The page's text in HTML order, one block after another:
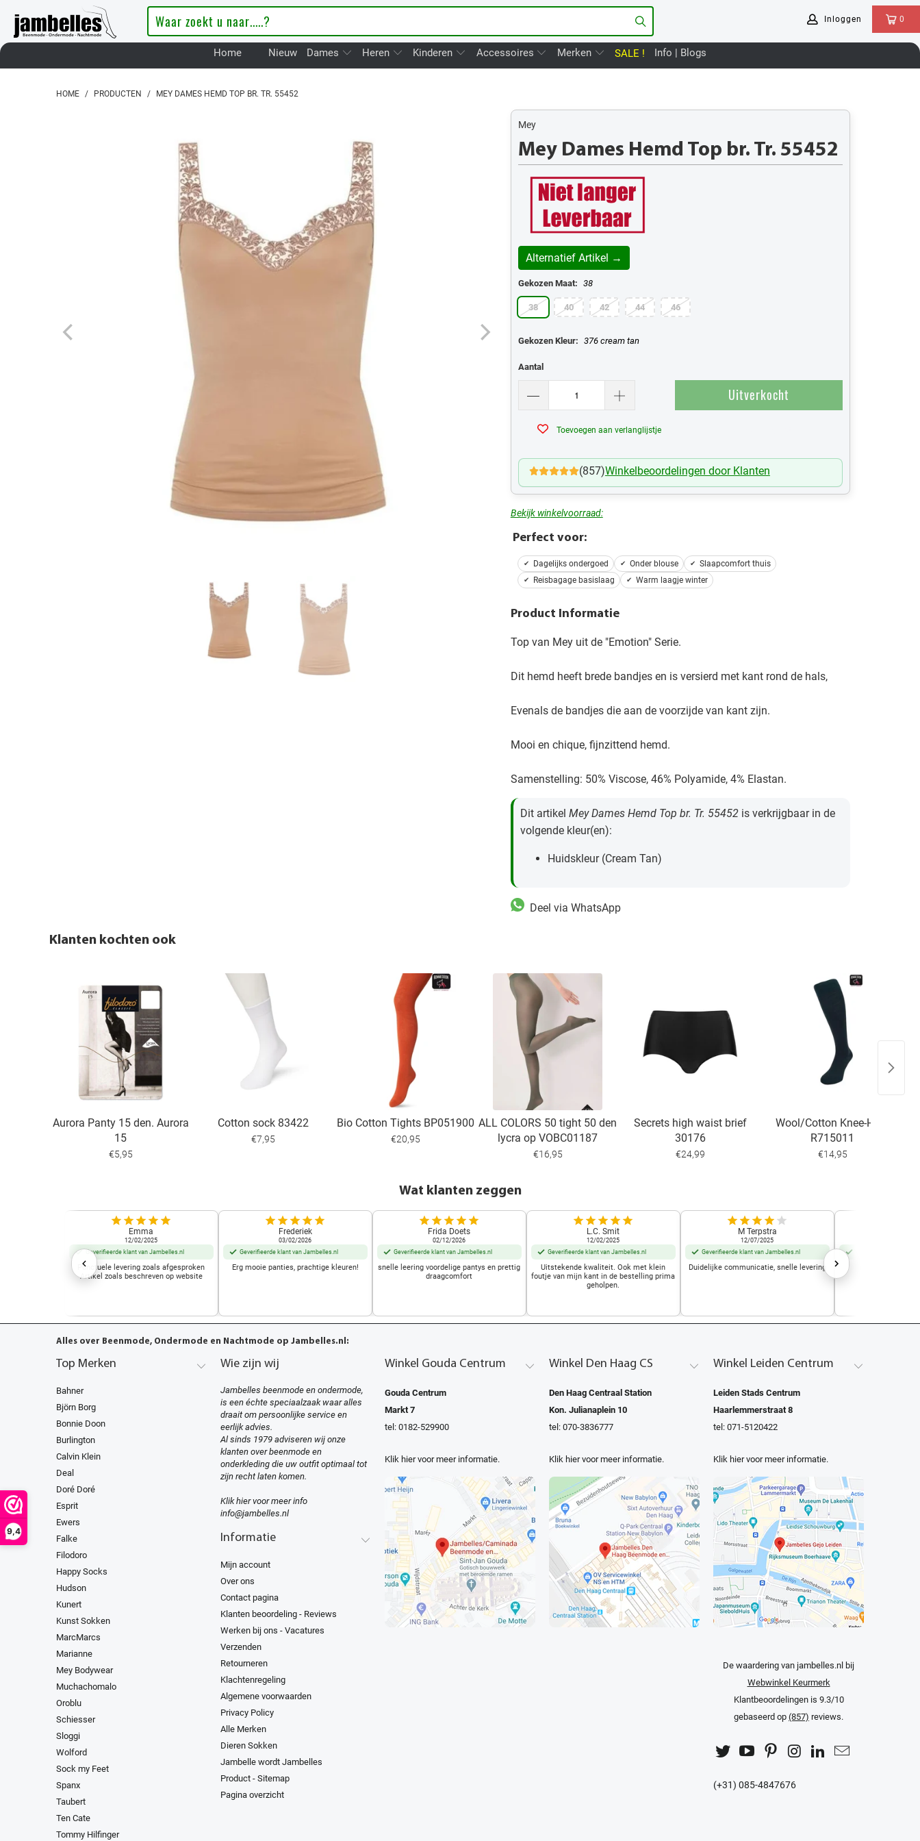
9,4
0
Inloggen
Home Nieuw Dames Heren Kinderen Accessoires Merken SALE ! Info | Blogs
HOME / PRODUCTEN / MEY DAMES HEMD TOP BR. TR. 55452
Mey
Mey Dames Hemd Top br. Tr. 55452
Alternatief Artikel →
Gekozen Maat: 38
38 40 42 44 46
Gekozen Kleur: 376 cream tan
Aantal
Uitverkocht
Toevoegen aan verlanglijstje
(857)Winkelbeoordelingen door Klanten
Bekijk winkelvoorraad:
Perfect voor:
Dagelijks ondergoed Onder blouse
Slaapcomfort thuis
Reisbagage basislaag
Warm laagje winter
Product Informatie
Top van Mey uit de "Emotion" Serie.
Dit hemd heeft brede bandjes en is versierd met kant rond de hals,
Evenals de bandjes die aan de voorzijde van kant zijn.
Mooi en chique, fijnzittend hemd.
Samenstelling: 50% Viscose, 46% Polyamide, 4% Elastan.
Dit artikel Mey Dames Hemd Top br. Tr. 55452 is verkrijgbaar in de
volgende kleur(en):
Huidskleur (Cream Tan)
Deel via WhatsApp
Klanten kochten ook
Aurora Panty 15 den. Aurora
15
€5,95
Cotton sock 83422
€7,95
Bio Cotton Tights BP051900
€20,95
ALL COLORS 50 tight 50 den
lycra op VOBC01187
€16,95
Secrets high waist brief
30176
€24,99
Wool/Cotton Knee-High
R715011
€14,95
Wat klanten zeggen
Emma
12/02/2025
Geverifieerde klant van Jambelles.nl
Punctuele levering zoals afgesproken
Artikel zoals beschreven op website
Frederiek
03/02/2026
Geverifieerde klant van Jambelles.nl
Erg mooie panties, prachtige kleuren!
Frida Doets
02/12/2026
Geverifieerde klant van Jambelles.nl
snelle leering voordelige pantys en prettig
draagcomfort
L.C. Smit
12/02/2025
Geverifieerde klant van Jambelles.nl
Uitstekende kwaliteit. Ook met klein
foutje van mijn kant in de bestelling prima
geholpen.
M Terpstra
12/07/2025
Geverifieerde klant van Jambelles.nl
Duidelijke communicatie, snelle levering
Alles over Beenmode, Ondermode en Nachtmode op Jambelles.nl:
Top Merken
Bahner
Björn Borg
Bonnie Doon
Burlington
Calvin Klein
Deal
Doré Doré
Esprit
Ewers
Falke
Filodoro
Happy Socks
Hudson
Kunert
Kunst Sokken
MarcMarcs
Marianne
Mey Bodywear
Muchachomalo
Oroblu
Schiesser
Sloggi
Wolford
Sock my Feet
Spanx
Taubert
Ten Cate
Tommy Hilfinger
Wie zijn wij
Jambelles beenmode en ondermode,
is een échte speciaalzaak waar alles
draait om persoonlijke service en
eerlijk advies.
Al sinds 1979 adviseren wij onze
klanten over beenmode en
onderkleding die uw outfit optimaal tot
zijn recht laten komen.
Klik hier voor meer info
info@jambelles.nl
Informatie
Mijn account
Over ons
Contact pagina
Klanten beoordeling - Reviews
Werken bij ons - Vacatures
Verzenden
Retourneren
Klachtenregeling
Algemene voorwaarden
Privacy Policy
Alle Merken
Dieren Sokken
Jambelle wordt Jambelles
Product - Sitemap
Pagina overzicht
Winkel Gouda Centrum
Gouda Centrum
Markt 7
tel: 0182-529900
Klik hier voor meer informatie.
Winkel Den Haag CS
Den Haag Centraal Station
Kon. Julianaplein 10
tel: 070-3836777
Klik hier voor meer informatie.
Winkel Leiden Centrum
Leiden Stads Centrum
Haarlemmerstraat 8
tel: 071-5120422
Klik hier voor meer informatie.
De waardering van jambelles.nl bij
Webwinkel Keurmerk
Klantbeoordelingenis 9.3/10
gebaseerd op (857) reviews.
(+31) 085-4847676